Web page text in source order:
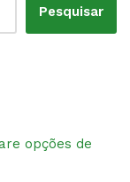
Pesquisar
opções de